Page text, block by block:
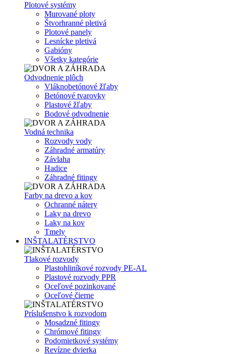
Plotové systémy
Murované ploty
Štvorhranné pletivá
Plotové panely
Lesnícke pletivá
Gabióny
Všetky kategórie
Odvodnenie plôch
Vláknobetónové žľaby
Betónové tvarovky
Plastové žľaby
Bodové odvodnenie
Vodná technika
Rozvody vody
Záhradné armatúry
Závlaha
Hadice
Záhradné fitingy
Farby na drevo a kov
Ochranné nátery
Laky na drevo
Laky na kov
Tmely
INŠTALATÉRSTVO
Tlakové rozvody
Plastohliníkové rozvody PE-AL
Plastové rozvody PPR
Oceľové pozinkované
Oceľové čierne
Príslušenstvo k rozvodom
Mosadzné fitingy
Chrómové fitingy
Podomietkové systémy
Revízne dvierka